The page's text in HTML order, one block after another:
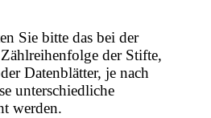
Sie bitte das bei der
der Stifte,
Datenblätter, je nach
unterschiedliche
werden.